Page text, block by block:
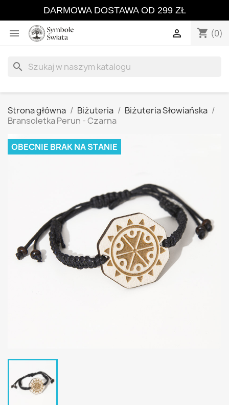
DARMOWA DOSTAWA OD 299 ZŁ
 shopping_cart (0)

search
Strona główna Biżuteria
Biżuteria Słowiańska
Bransoletka Perun - Czarna
OBECNIE BRAK NA STANIE